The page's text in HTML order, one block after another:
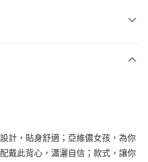
計，貼身舒適；亞維儂女孩，為你
戴此背心，瀟灑自信；款式，讓你